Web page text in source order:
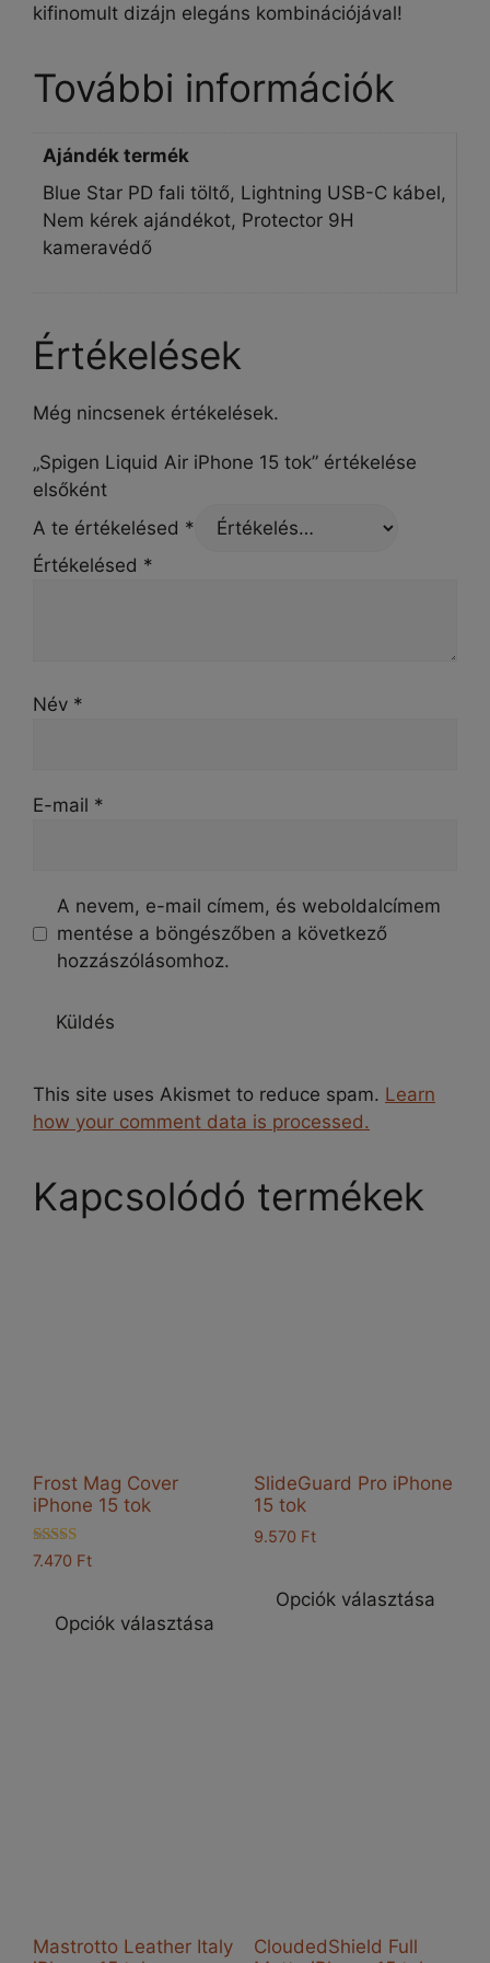
kifinomult dizájn elegáns kombinációjával!
További információk
Ajándék termék
Blue Star PD fali töltő, Lightning USB-C kábel,
Nem kérek ajándékot, Protector 9H
kameravédő
Értékelések
Még nincsenek értékelések.
„Spigen Liquid Air iPhone 15 tok” értékelése
elsőként
A te értékelésed *
Értékelésed *
Név *
E-mail *
A nevem, e-mail címem, és weboldalcímem
mentése a böngészőben a következő
hozzászólásomhoz.
This site uses Akismet to reduce spam. Learn
how your comment data is processed.
Kapcsolódó termékek
Frost Mag Cover
iPhone 15 tok
Értékelés:
7.470 Ft
Opciók választása
Ennek
SlideGuard Pro iPhone
15 tok
9.570 Ft
Opciók választása
Mastrotto Leather Italy
CloudedShield Full